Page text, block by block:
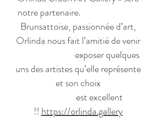
notre partenaire.
Brunsattoise, passionnée d’art,
Orlinda nous fait l’amitié de venir
exposer quelques
uns des artistes qu’elle représente
et son choix
est excellent
!!https://orlinda.gallery